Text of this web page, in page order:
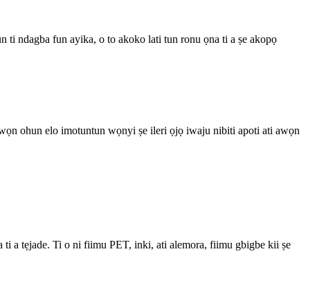
ndagba fun ayika, o to akoko lati tun ronu ọna ti a ṣe akopọ
ohun elo imotuntun wọnyi ṣe ileri ọjọ iwaju nibiti apoti ati awọn
ti a tẹjade. Ti o ni fiimu PET, inki, ati alemora, fiimu gbigbe kii ṣe